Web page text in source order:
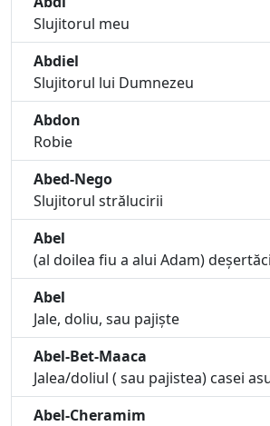
Slujitorul meu
Abdiel
Slujitorul lui Dumnezeu
Abdon
Robie
Abed-Nego
Slujitorul strălucirii
Abel
(al doilea fiu a alui Adam)
Abel
Jale, doliu, sau pajiște
Abel-Bet-Maaca
Jalea/doliul ( sau pajistea) casei
Abel-Cheramim